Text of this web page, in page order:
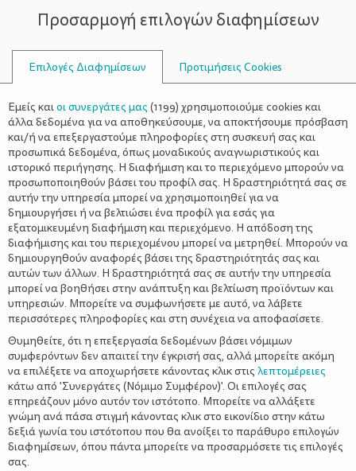
ΣΥΜΒΟΥΛΟΙ
Προσαρμογή επιλογών διαφημίσεων
Επιλογές Διαφημίσεων Προτιμήσεις Cookies
Εμείς καιοι συνεργάτες μας (1199) χρησιμοποιούμε cookies και
άλλα δεδομένα για να αποθηκεύσουμε, να αποκτήσουμε πρόσβαση
και/ή να επεξεργαστούμε πληροφορίες στη συσκευή σας και
προσωπικά δεδομένα, όπως μοναδικούς αναγνωριστικούς και
ιστορικό περιήγησης. Η διαφήμιση και το περιεχόμενο μπορούν να
προσωποποιηθούν βάσει του προφίλ σας. Η δραστηριότητά σας σε
αυτήν την υπηρεσία μπορεί να χρησιμοποιηθεί για να
δημιουργήσει ή να βελτιώσει ένα προφίλ για εσάς για
εξατομικευμένη διαφήμιση και περιεχόμενο. Η απόδοση της
διαφήμισης και του περιεχομένου μπορεί να μετρηθεί. Μπορούν να
δημιουργηθούν αναφορές βάσει της δραστηριότητάς σας και
αυτών των άλλων. Η δραστηριότητά σας σε αυτήν την υπηρεσία
μπορεί να βοηθήσει στην ανάπτυξη και βελτίωση προϊόντων και
υπηρεσιών. Μπορείτε να συμφωνήσετε με αυτό, να λάβετε
περισσότερες πληροφορίες και στη συνέχεια να αποφασίσετε.
Θυμηθείτε, ότι η επεξεργασία δεδομένων βάσει νόμιμων
συμφερόντων δεν απαιτεί την έγκρισή σας, αλλά μπορείτε ακόμη
να επιλέξετε να αποχωρήσετε κάνοντας κλικ στις λεπτομέρειες
κάτω από 'Συνεργάτες (Νόμιμο Συμφέρον)'. Οι επιλογές σας
επηρεάζουν μόνο αυτόν τον ιστότοπο. Μπορείτε να αλλάξετε
γνώμη ανά πάσα στιγμή κάνοντας κλικ στο εικονίδιο στην κάτω
δεξιά γωνία του ιστότοπου που θα ανοίξει το παράθυρο επιλογών
διαφημίσεων, όπου πάντα μπορείτε να προσαρμόσετε τις επιλογές
σας.